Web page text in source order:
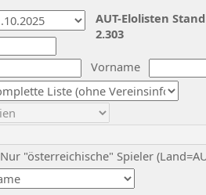
Vorname
Nur "österreichische" Spieler
AUT-Elolisten
2.303